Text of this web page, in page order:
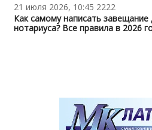
21 июля 2026, 10:45 2222
Как самому написать
нотариуса? Все правила в 2026